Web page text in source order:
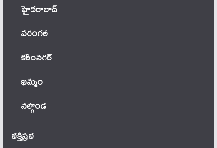
హైదరాబాద్
వ‌రంగ‌ల్
కరీంనగర్
ఖ‌మ్మం
నల్గొండ
భక్తిప్రభ